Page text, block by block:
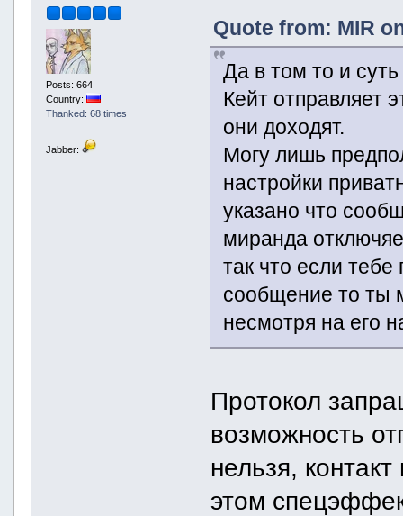
Posts: 664
Country:
Thanked: 68 times
Jabber:
Quote from: MIR
Да в том то и
Кейт отправляет
они доходят.
Могу лишь
настройки
указано что
миранда
так что если
сообщение то ты
несмотря на его
Протокол
возможность
нельзя,
этом